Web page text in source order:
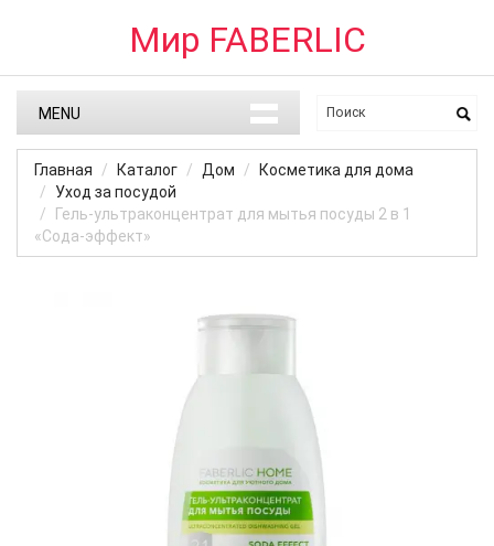
Мир FABERLIC
MENU
Главная Каталог Дом
Косметика для дома
Уход за посудой
Гель-ультраконцентрат для мытья посуды 2 в 1
«Сода-эффект»